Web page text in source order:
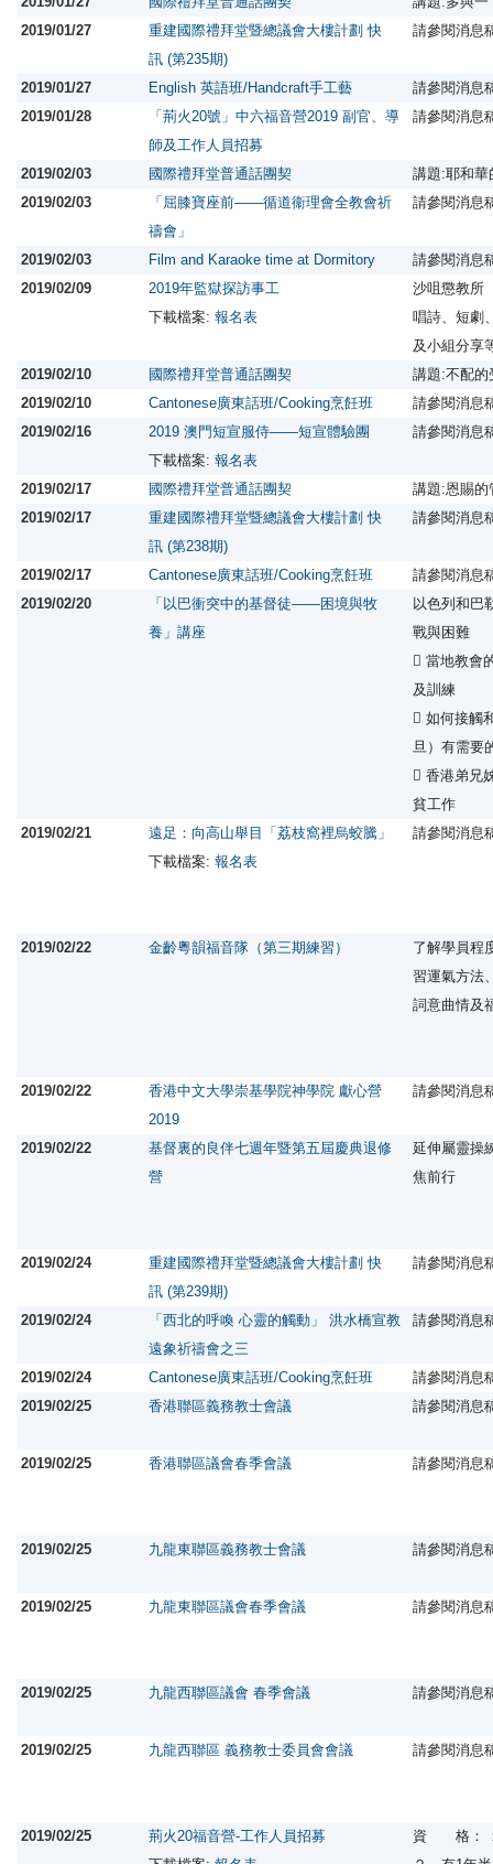
2019/01/27
重建國際禮拜堂暨總議會大樓計劃 快
訊 (第235期)
請參閱消息
2019/01/27 English 英語班/Handcraft手工藝
請參閱消息
2019/01/28
「荊火20號」中六福音營2019 副官、導
師及工作人員招募
請參閱消息
2019/02/03 國際禮拜堂普通話團契
講題:耶和
2019/02/03
「屈膝寶座前——循道衞理會全教會祈
禱會」
請參閱消息
2019/02/03 Film and Karaoke time at Dormitory
請參閱消息
2019/02/09
2019年監獄探訪事工
下載檔案: 報名表
沙咀懲教所
唱詩、短劇
及小組分享
2019/02/10
國際禮拜堂普通話團契
講題:不配
2019/02/10
Cantonese廣東話班/Cooking烹飪班
請參閱消息
2019/02/16
2019 澳門短宣服侍——短宣體驗團
下載檔案: 報名表
請參閱消息
2019/02/17 國際禮拜堂普通話團契
講題:恩賜
2019/02/17
重建國際禮拜堂暨總議會大樓計劃 快
訊 (第238期)
請參閱消息
2019/02/17 Cantonese廣東話班/Cooking烹飪班
請參閱消息
2019/02/20
「以巴衝突中的基督徒——困境與牧
養」講座
以色列和巴
戰與困難
 當地教會
及訓練
 如何接觸
旦）有需要
 香港弟兄
貧工作
2019/02/21
遠足：向高山舉目「荔枝窩裡烏蛟騰」
下載檔案: 報名表
請參閱消息
2019/02/22 金齡粵韻福音隊（第三期練習）
了解學員程
習運氣方法
詞意曲情及
2019/02/22
香港中文大學崇基學院神學院 獻心營
2019
請參閱消息
2019/02/22
基督裏的良伴七週年暨第五屆慶典退修
營
延伸屬靈操
焦前行
2019/02/24
重建國際禮拜堂暨總議會大樓計劃 快
訊 (第239期)
請參閱消息
2019/02/24
「西北的呼喚 心靈的觸動」 洪水橋宣教
遠象祈禱會之三
請參閱消息
2019/02/24 Cantonese廣東話班/Cooking烹飪班
請參閱消息
2019/02/25
香港聯區義務教士會議 請參閱消息
2019/02/25 香港聯區議會春季會議 請參閱消息
2019/02/25 九龍東聯區義務教士會議 請參閱消息
2019/02/25 九龍東聯區議會春季會議 請參閱消息
2019/02/25 九龍西聯區議會 春季會議 請參閱消息
2019/02/25 九龍西聯區 義務教士委員會會議 請參閱消息
2019/02/25
荊火20福音營-工作人員招募
資 格： １